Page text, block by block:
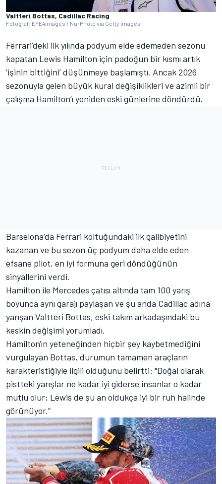
Valtteri Bottas, Cadillac Racing
Fotoğraf: EYE4images / NurPhoto via Getty Images
Ferrari’deki ilk yılında podyum elde edemeden sezonu
kapatan Lewis Hamilton için padoğun bir kısmı artık
‘işinin bittiğini’ düşünmeye başlamıştı. Ancak 2026
sezonuyla gelen büyük kural değişiklikleri ve azimli bir
çalışma Hamilton’ı yeniden eski günlerine döndürdü.
Barselona’da Ferrari koltuğundaki ilk galibiyetini
kazanan ve bu sezon üç podyum daha elde eden
efsane pilot, en iyi formuna geri döndüğünün
sinyallerini verdi.
Hamilton ile Mercedes çatısı altında tam 100 yarış
boyunca aynı garajı paylaşan ve şu anda Cadillac adına
yarışan Valtteri Bottas, eski takım arkadaşındaki bu
keskin değişimi yorumladı.
Hamilton'ın yeteneğinden hiçbir şey kaybetmediğini
vurgulayan Bottas, durumun tamamen araçların
karakteristiğiyle ilgili olduğunu belirtti: "Doğal olarak
pistteki yarışlar ne kadar iyi giderse insanlar o kadar
mutlu olur; Lewis de şu an oldukça iyi bir ruh halinde
görünüyor.”